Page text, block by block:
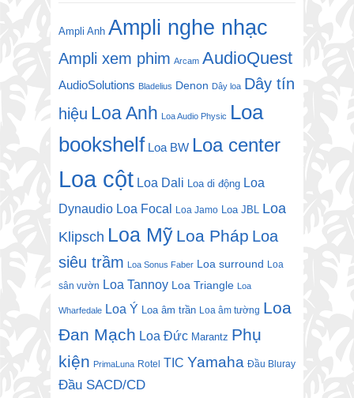
Ampli Anh Ampli nghe nhạc
Ampli xem phim Arcam AudioQuest
AudioSolutions Bladelius Denon Dây loa Dây tín
hiệu Loa Anh Loa Audio Physic Loa
bookshelf Loa BW Loa center
Loa cột Loa Dali Loa di động Loa
Dynaudio Loa Focal Loa Jamo Loa JBL Loa
Klipsch Loa Mỹ Loa Pháp Loa
siêu trầm Loa Sonus Faber Loa surround Loa
sân vườn Loa Tannoy Loa Triangle Loa
Wharfedale Loa Ý Loa âm trần Loa âm tường Loa
Đan Mạch Loa Đức Marantz Phụ
kiện PrimaLuna Rotel TIC Yamaha Đầu Bluray
Đầu SACD/CD